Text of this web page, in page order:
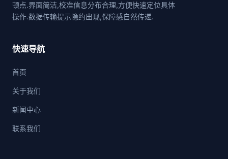
顿点.界面简洁,校准信息分布合理,方便快速定位具体
操作.数据传输提示隐约出现,保障感自然传递.
快速导航
首页
关于我们
新闻中心
联系我们